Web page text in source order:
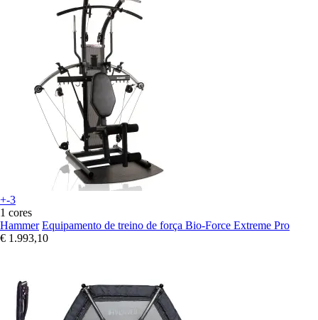
+-3
1 cores
Hammer Equipamento de treino de força Bio-Force Extreme Pro
€ 1.993,10